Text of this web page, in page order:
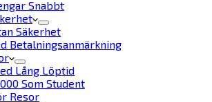
Snabbt
Säkerhet
Betalningsanmärkning
Lång Löptid
Som Student
Resor